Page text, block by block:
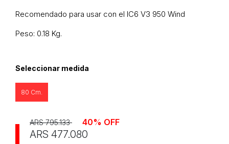
Recomendado para usar con el IC6 V3 950 Wind
Peso: 0.18 Kg.
Seleccionar medida
80 Cm.
ARS 477.080
ARS 795.133 40% OFF